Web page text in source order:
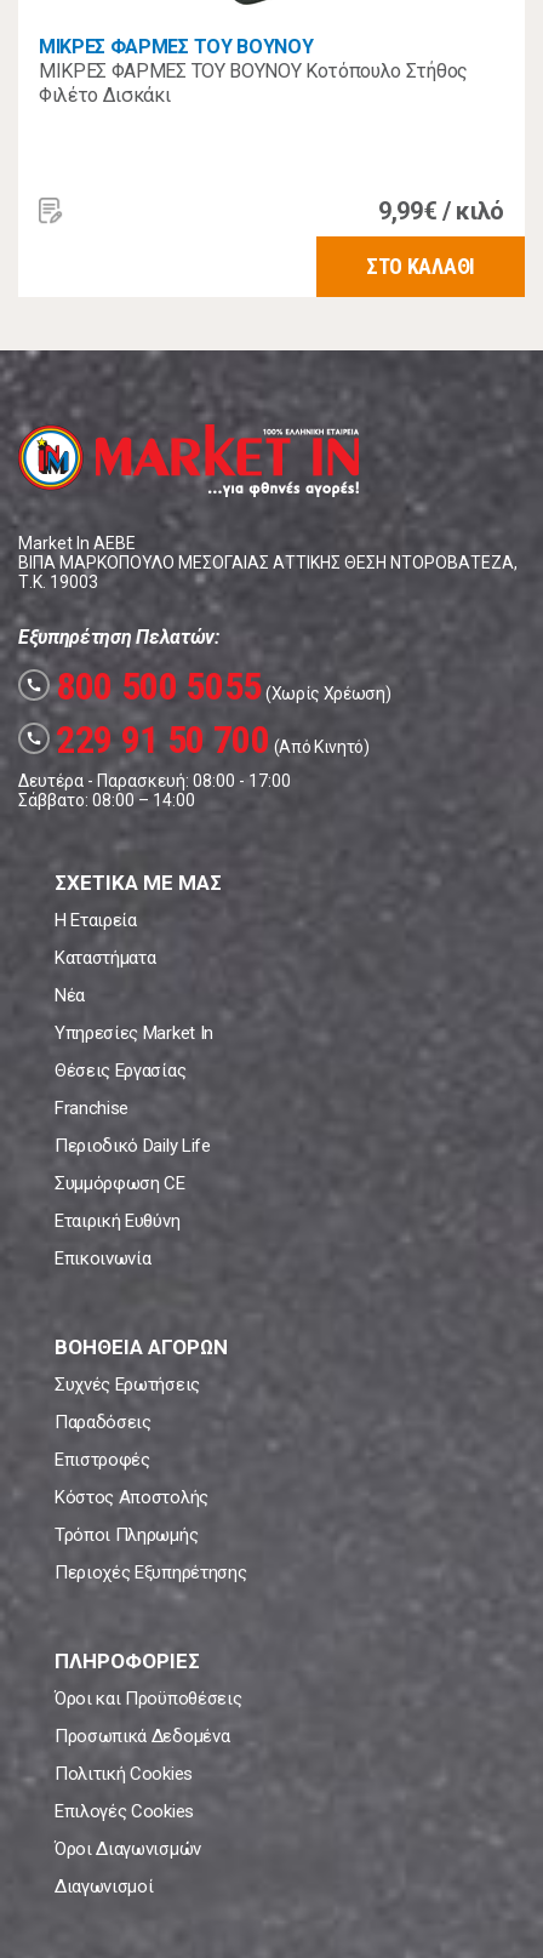
ΜΙΚΡΕΣ ΦΑΡΜΕΣ ΤΟΥ ΒΟΥΝΟΥ
ΜΙΚΡΕΣ ΦΑΡΜΕΣ ΤΟΥ ΒΟΥΝΟΥ Κοτόπουλο Στήθος
Φιλέτο Δισκάκι
9,99€ / κιλό
ΣΤΟ ΚΑΛΑΘΙ
Market In ΑΕΒΕ
ΒΙΠΑ ΜΑΡΚΟΠΟΥΛΟ ΜΕΣΟΓΑΙΑΣ ΑΤΤΙΚΗΣ ΘΕΣΗ ΝΤΟΡΟΒΑΤΕΖΑ,
Τ.Κ. 19003
Εξυπηρέτηση Πελατών:
call 800 500 5055(Χωρίς Χρέωση)
call 229 91 50 700 (Από Κινητό)
Δευτέρα - Παρασκευή: 08:00 - 17:00
Σάββατο: 08:00 – 14:00
ΣΧΕΤΙΚΑ ΜΕ ΜΑΣ
Η Εταιρεία
Καταστήματα
Νέα
Υπηρεσίες Market In
Θέσεις Εργασίας
Franchise
Περιοδικό Daily Life
Συμμόρφωση CE
Εταιρική Ευθύνη
Επικοινωνία
ΒΟΗΘΕΙΑ ΑΓΟΡΩΝ
Συχνές Ερωτήσεις
Παραδόσεις
Επιστροφές
Κόστος Αποστολής
Τρόποι Πληρωμής
Περιοχές Εξυπηρέτησης
ΠΛΗΡΟΦΟΡΙΕΣ
Όροι και Προϋποθέσεις
Προσωπικά Δεδομένα
Πολιτική Cookies
Επιλογές Cookies
Όροι Διαγωνισμών
Διαγωνισμοί